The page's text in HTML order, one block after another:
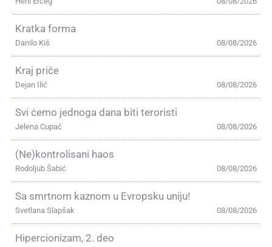
Kratka forma
08/08/2026
Danilo Kiš
Kraj priče
08/08/2026
Dejan Ilić
Svi ćemo jednoga dana biti teroristi
08/08/2026
Jelena Cupać
(Ne)kontrolisani haos
08/08/2026
Rodoljub Šabić
Sa smrtnom kaznom u Evropsku uniju!
08/08/2026
Svetlana Slapšak
Hipercionizam, 2. deo